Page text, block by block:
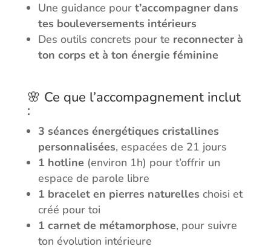
Une guidance pour t’accompagner dans
tes bouleversements intérieurs
Des outils concrets pour te reconnecter à
ton corps et à ton énergie féminine
🌸 Ce que l’accompagnement inclut
:
3 séances énergétiques cristallines
personnalisées, espacées de 21 jours
1 hotline (environ 1h) pour t’offrir un
espace de parole libre
1 bracelet en pierres naturelles choisi et
créé pour toi
1 carnet de métamorphose, pour suivre
ton évolution intérieure